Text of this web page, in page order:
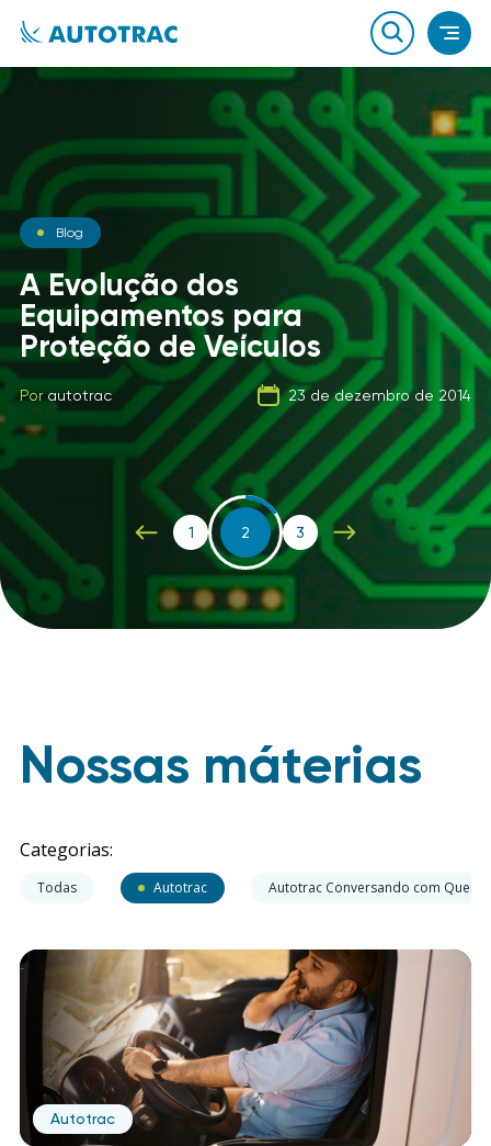
Notícias
O que você sabe sobre o
combustível que a sua
frota usa?
Porautotrac 21 de setembro de 2019
Blog
A Evolução dos
Equipamentos para
Proteção de Veículos
Porautotrac 23 de dezembro de 2014
Carga Fracionada
Porautotrac 06 de fevereiro de 2020
1 2 3
Nossas máterias
Categorias:
Todas Autotrac Autotrac Conversando com Quem
Autotrac